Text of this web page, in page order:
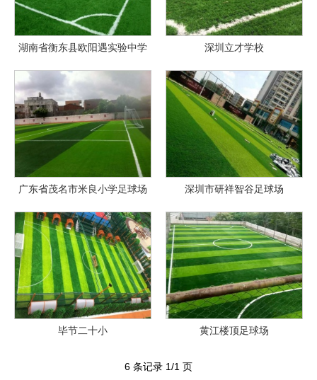
湖南省衡东县欧阳遇实验中学 深圳立才学校
广东省茂名市米良小学足球场 深圳市研祥智谷足球场
毕节二十小 黄江楼顶足球场
6 条记录 1/1 页